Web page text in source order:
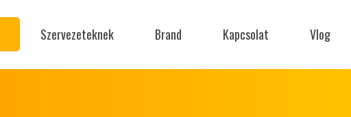
Szervezeteknek Brand Kapcsolat Vlog